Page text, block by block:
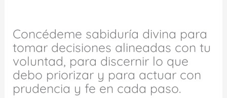
Concédeme sabiduría divina para
tomar decisiones alineadas con tu
voluntad, para discernir lo que
debo priorizar y para actuar con
prudencia y fe en cada paso.